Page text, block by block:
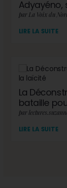
Adyayéno,
LIRE LA SUITE
La
bataille
LIRE LA SUITE